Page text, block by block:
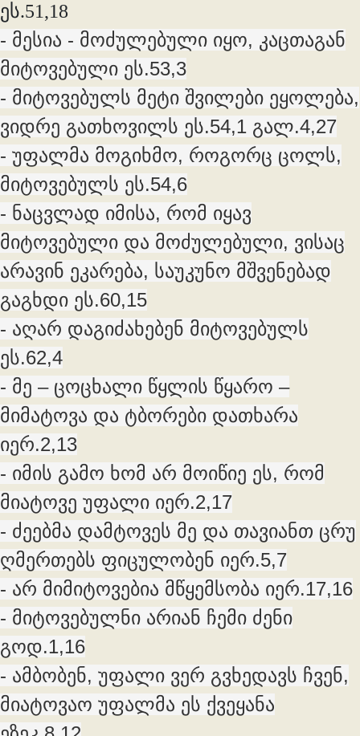
ეს.51,18
- მესია - მოძულებული იყო, კაცთაგან
მიტოვებული ეს.53,3
- მიტოვებულს მეტი შვილები ეყოლება,
ვიდრე გათხოვილს ეს.54,1 გალ.4,27
- უფალმა მოგიხმო, როგორც ცოლს,
მიტოვებულს ეს.54,6
- ნაცვლად იმისა, რომ იყავ
მიტოვებული და მოძულებული, ვისაც
არავინ ეკარება, საუკუნო მშვენებად
გაგხდი ეს.60,15
- აღარ დაგიძახებენ მიტოვებულს
ეს.62,4
- მე – ცოცხალი წყლის წყარო –
მიმატოვა და ტბორები დათხარა
იერ.2,13
- იმის გამო ხომ არ მოიწიე ეს, რომ
მიატოვე უფალი იერ.2,17
- ძეებმა დამტოვეს მე და თავიანთ ცრუ
ღმერთებს ფიცულობენ იერ.5,7
- არ მიმიტოვებია მწყემსობა იერ.17,16
- მიტოვებულნი არიან ჩემი ძენი
გოდ.1,16
- ამბობენ, უფალი ვერ გვხედავს ჩვენ,
მიატოვაო უფალმა ეს ქვეყანა